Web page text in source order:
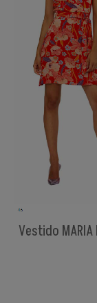
Vestido